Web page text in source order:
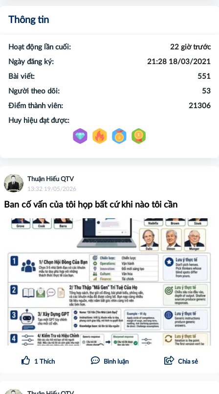
Thuận Hiếu QTV
13:32 19/05/2026
Ban cố vấn của tôi họp bất cứ khi nào tôi cần
1 Thích Bình luận Chia sẻ
Thông tin
Hoạt động lần cuối:
22 giờ trước
Ngày đăng ký:
21:28 18/03/2021
Bài viết:
551
Người theo dõi:
53
Điểm thành viên:
21306
Huy hiệu đạt được: